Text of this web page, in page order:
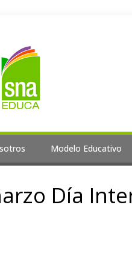
Modelo Educativo
Día